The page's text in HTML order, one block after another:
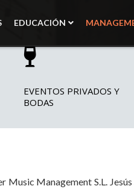
EDUCACIÓN
EVENTOS PRIVADOS Y
BODAS
Music Management S.L.